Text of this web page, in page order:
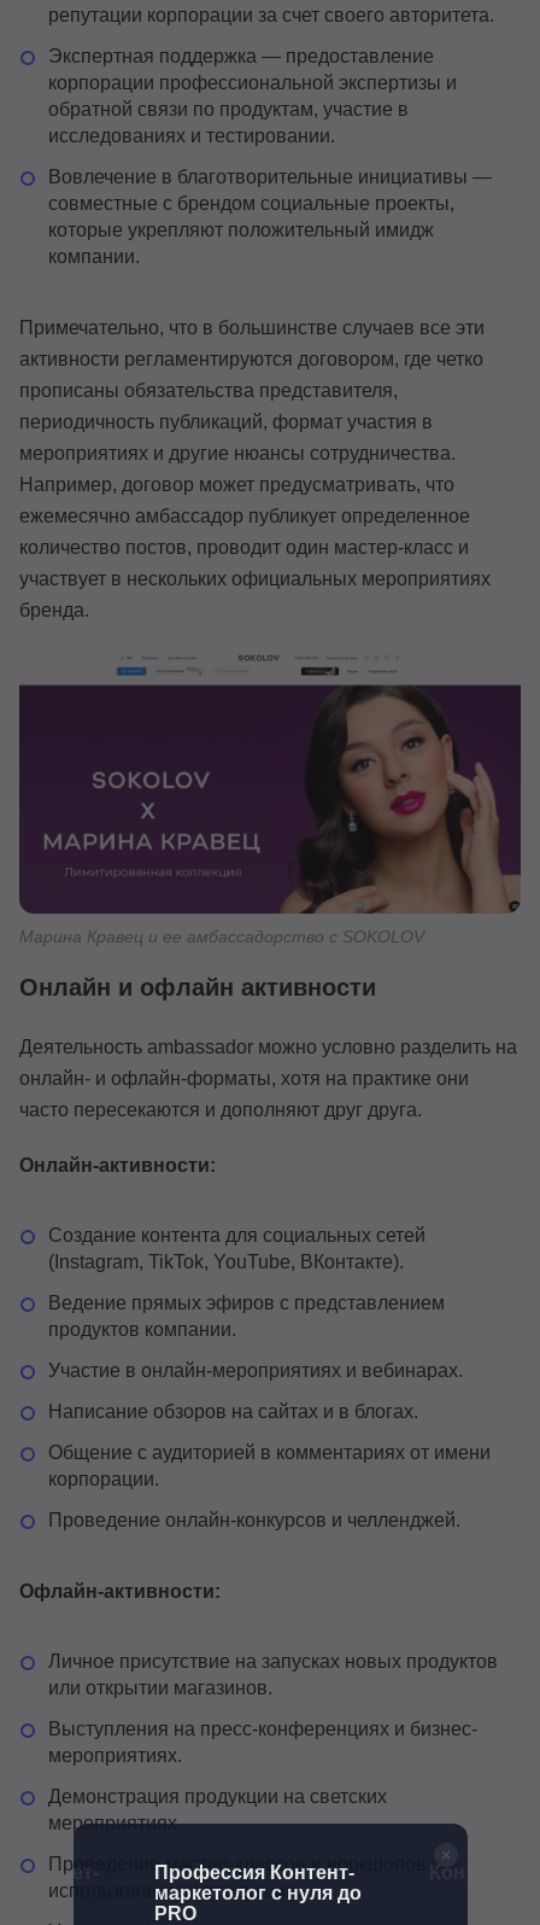
репутации корпорации за счет своего авторитета.
Экспертная поддержка — предоставление
корпорации профессиональной экспертизы и
обратной связи по продуктам, участие в
исследованиях и тестировании.
Вовлечение в благотворительные инициативы —
совместные с брендом социальные проекты,
которые укрепляют положительный имидж
компании.
Примечательно, что в большинстве случаев все эти
активности регламентируются договором, где четко
прописаны обязательства представителя,
периодичность публикаций, формат участия в
мероприятиях и другие нюансы сотрудничества.
Например, договор может предусматривать, что
ежемесячно амбассадор публикует определенное
количество постов, проводит один мастер-класс и
участвует в нескольких официальных мероприятиях
бренда.
Марина Кравец и ее амбассадорство с SOKOLOV
Онлайн и офлайн активности
Деятельность ambassador можно условно разделить на
онлайн- и офлайн-форматы, хотя на практике они
часто пересекаются и дополняют друг друга.
Онлайн-активности:
Создание контента для социальных сетей
(Instagram, TikTok, YouTube, ВКонтакте).
Ведение прямых эфиров с представлением
продуктов компании.
Участие в онлайн-мероприятиях и вебинарах.
Написание обзоров на сайтах и в блогах.
Общение с аудиторией в комментариях от имени
корпорации.
Проведение онлайн-конкурсов и челленджей.
Офлайн-активности:
Личное присутствие на запусках новых продуктов
или открытии магазинов.
Выступления на пресс-конференциях и бизнес-
мероприятиях.
Демонстрация продукции на светских
мероприятиях.
Проведение мастер-классов и воркшопов с
использованием продукции.
Профессия Контент-
маркетолог с нуля до
PRO
Контент-